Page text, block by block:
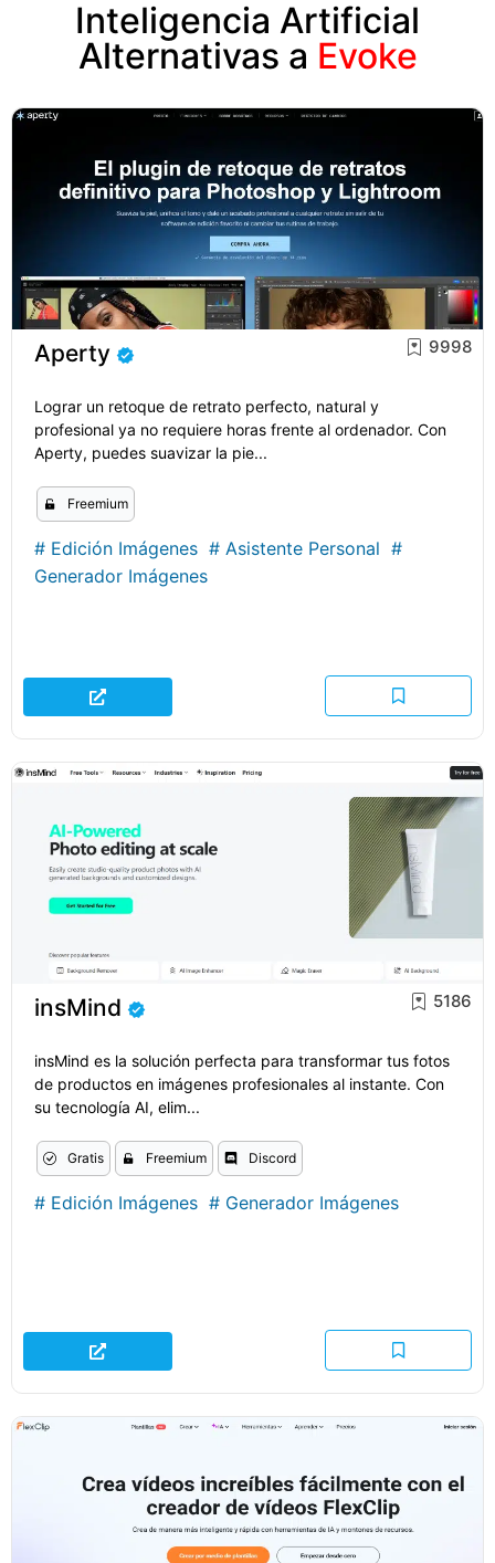
Inteligencia Artificial
Alternativas a Evoke
Aperty 9998
Lograr un retoque de retrato perfecto, natural y
profesional ya no requiere horas frente al ordenador. Con
Aperty, puedes suavizar la pie...
Freemium
# Edición Imágenes # Asistente Personal #
Generador Imágenes
insMind 5186
insMind es la solución perfecta para transformar tus fotos
de productos en imágenes profesionales al instante. Con
su tecnología AI, elim...
Gratis Freemium Discord
# Edición Imágenes # Generador Imágenes